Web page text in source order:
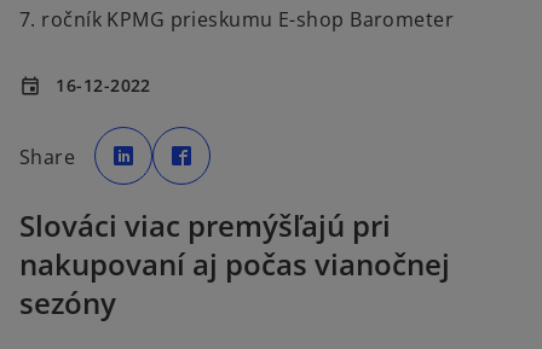
7. ročník KPMG prieskumu E-shop Barometer
event 16-12-2022
Share
o
p
e
n
n
a
e
w
p
e
n
a
e
w
Slováci viac premýšľajú pri
nakupovaní aj počas vianočnej
sezóny